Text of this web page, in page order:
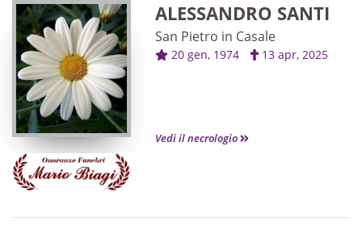
ALESSANDRO SANTI
San Pietro in Casale
20 gen, 1974 13 apr, 2025
Vedi il necrologio